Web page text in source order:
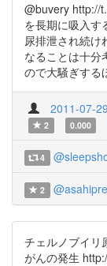
@buvery http://
を長期に吸入す
尿排泄され続け
なることは十分
ので大騒ぎする
2011-07-
2
0.000
4
2
チェルノブイリ
がんの発生